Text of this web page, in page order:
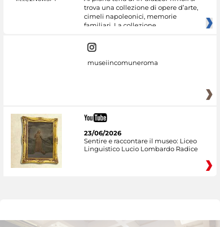
trova una collezione di opere d’arte,
cimeli napoleonici, memorie
familiari. La collezione
museiincomuneroma
23/06/2026
Sentire e raccontare il museo: Liceo
Linguistico Lucio Lombardo Radice